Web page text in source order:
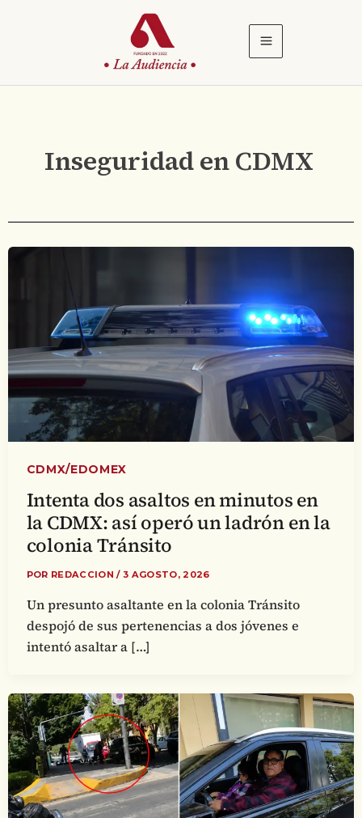
Inseguridad en CDMX
CDMX/EDOMEX
Intenta dos asaltos en minutos en
la CDMX: así operó un ladrón en la
colonia Tránsito
POR REDACCION/ 3 AGOSTO, 2026
Un presunto asaltante en la colonia Tránsito
despojó de sus pertenencias a dos jóvenes e
intentó asaltar a […]